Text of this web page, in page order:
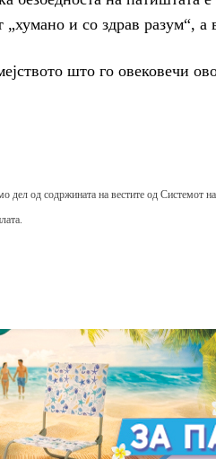
и со здрав разум“, а
што го овековечи
дел од содржината на вестите од Системот